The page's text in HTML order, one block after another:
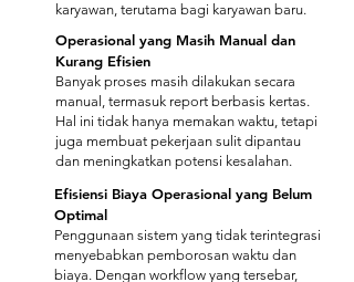
karyawan, terutama bagi karyawan baru.
Operasional yang Masih Manual dan
Kurang Efisien
Banyak proses masih dilakukan secara
manual, termasuk report berbasis kertas.
Hal ini tidak hanya memakan waktu, tetapi
juga membuat pekerjaan sulit dipantau
dan meningkatkan potensi kesalahan.
Efisiensi Biaya Operasional yang Belum
Optimal
Penggunaan sistem yang tidak terintegrasi
menyebabkan pemborosan waktu dan
biaya. Dengan workflow yang tersebar,